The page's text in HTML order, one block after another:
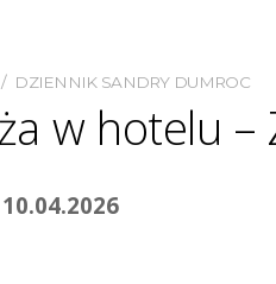
DZIENNIK SANDRY DUMROC
w hotelu –